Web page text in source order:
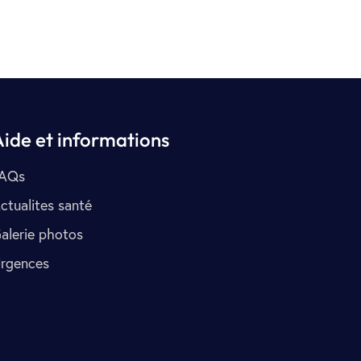
et informations
santé
photos